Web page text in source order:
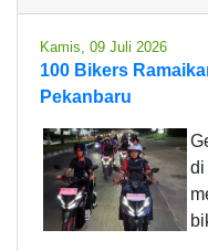
Kamis, 09 Juli 2026
100 Bikers
Pekanbaru
di